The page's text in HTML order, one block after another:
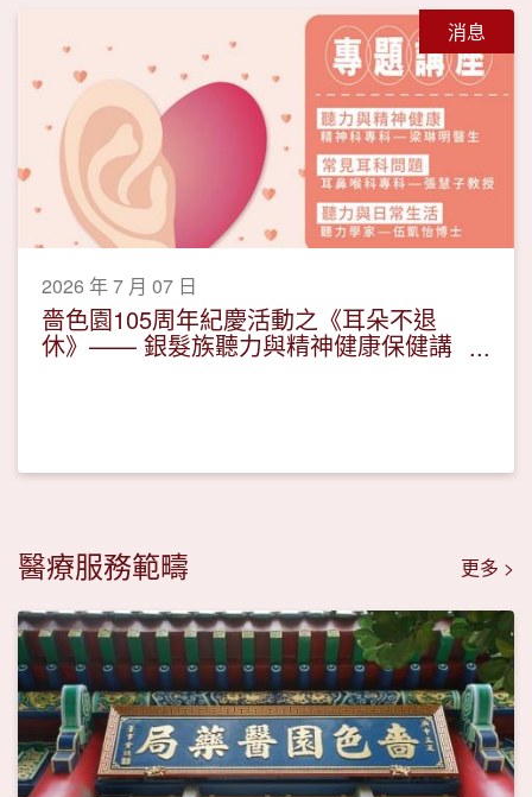
消息
2026 年 7 月 07 日
嗇色園105周年紀慶活動之《耳朵不退
休》—— 銀髮族聽力與精神健康保健講
醫療服務範疇 更多 >